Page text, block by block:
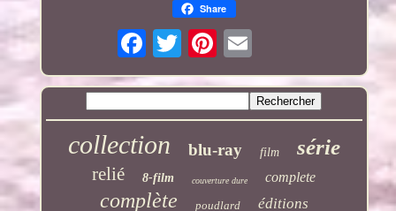
Share
collection blu-ray film série
relié 8-film couverture dure complete
complète poudlard éditions